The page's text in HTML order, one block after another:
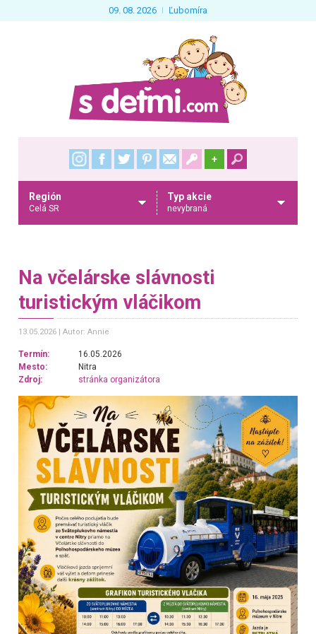
09. 08. 2026 Ľubomíra
+
Región
Celá SR
Typ akcie
nevybraná
Na včelárske slávnosti
turistickým vláčikom
13.05.2026 Autor: Annie
Termín:
16.05.2026
Mesto:
Nitra
Zdroj:
stránka organizátora